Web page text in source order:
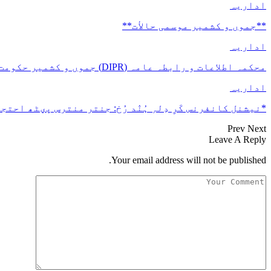
اداریہ
**جموں و كشمیر موسمی حالأت**
اداریہ
محکمہ اطلاعات و رابطہ عامہ (DIPR) جموں و کشمیر حکومت طرفہ بڑس پیمانس پیٹھ 17(سدہن)…
اداریہ
*نیشنل کانفرنس کَرِ دِلہِ ہُنٛد رُخ: جنتر منترس پؠٹھ
Prev Next
Leave A Reply
Your email address will not be published.